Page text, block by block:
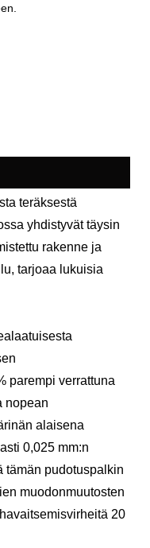
teräksestä
yhdistyvät täysin
rakenne ja
tarjoaa lukuisia
parempi verrattuna
nopean
alaisena
0,025 mm:n
tämän pudotuspalkin
muodonmuutosten
20